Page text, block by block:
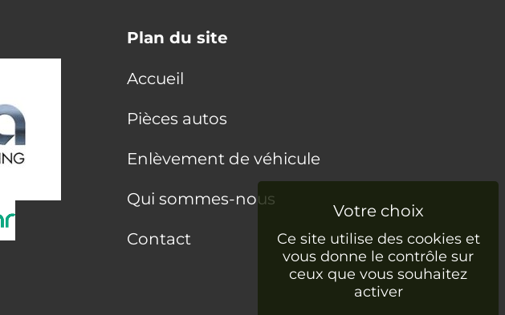
Plan du site
Accueil
Pièces autos
Enlèvement de véhicule
Qui sommes-nous
Contact
Ce site utilise des cookies et
vous donne le contrôle sur
ceux que vous souhaitez
activer